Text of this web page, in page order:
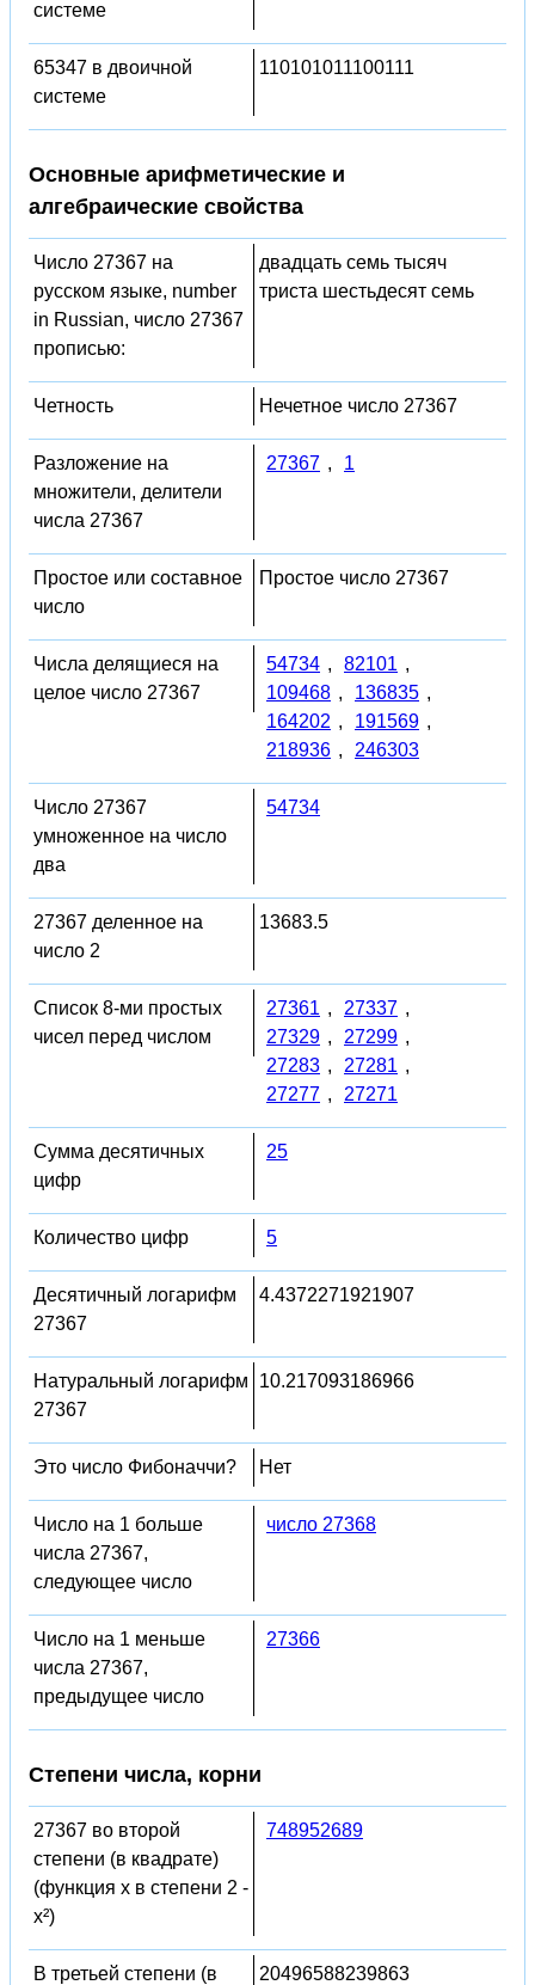
системе
65347 в двоичной
системе
110101011100111
Основные арифметические и
алгебраические свойства
Число 27367 на
русском языке, number
in Russian, число 27367
прописью:
двадцать семь тысяч
триста шестьдесят семь
Четность Нечетное число 27367
Разложение на
множители, делители
числа 27367
27367 , 1
Простое или составное
число
Простое число 27367
Числа делящиеся на
целое число 27367
54734 , 82101 ,
109468 , 136835 ,
164202 , 191569 ,
218936 , 246303
Число 27367
умноженное на число
два
54734
27367 деленное на
число 2
13683.5
Список 8-ми простых
чисел перед числом
27361 , 27337 ,
27329 , 27299 ,
27283 , 27281 ,
27277 , 27271
Сумма десятичных
цифр
25
Количество цифр 5
Десятичный логарифм
27367
4.4372271921907
Натуральный логарифм
27367
10.217093186966
Это число Фибоначчи? Нет
Число на 1 больше
числа 27367,
следующее число
число 27368
Число на 1 меньше
числа 27367,
предыдущее число
27366
Степени числа, корни
27367 во второй
степени (в квадрате)
(функция x в степени 2 -
x²)
748952689
В третьей степени (в
20496588239863